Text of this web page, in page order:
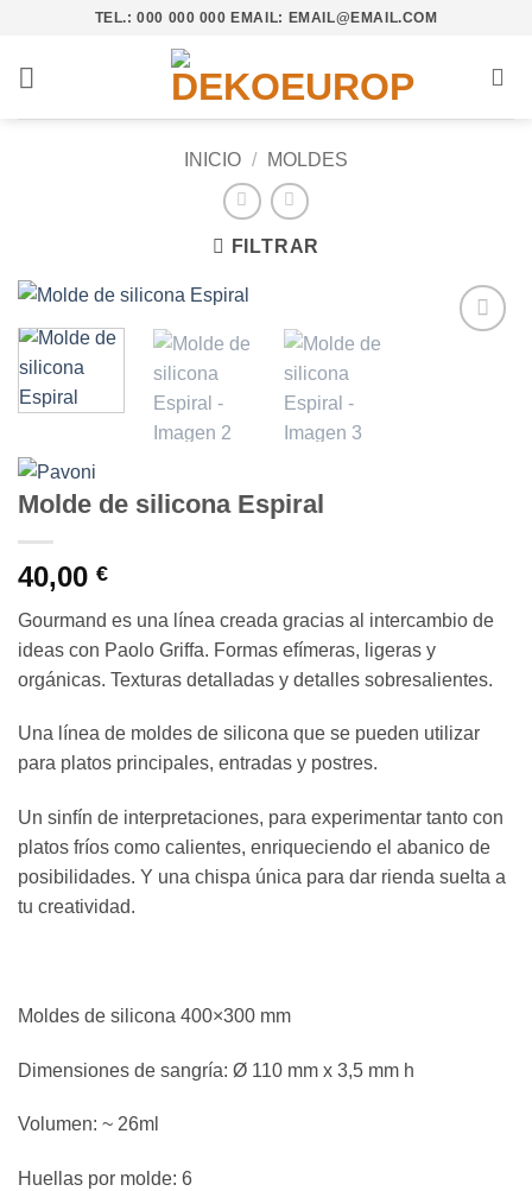
contenido
TEL.: 000 000 000 EMAIL: EMAIL@EMAIL.COM
INICIO / MOLDES
FILTRAR
Molde de silicona Espiral
40,00 €
Gourmand es una línea creada gracias al intercambio de
ideas con Paolo Griffa. Formas efímeras, ligeras y
orgánicas. Texturas detalladas y detalles sobresalientes.
Una línea de moldes de silicona que se pueden utilizar
para platos principales, entradas y postres.
Un sinfín de interpretaciones, para experimentar tanto con
platos fríos como calientes, enriqueciendo el abanico de
posibilidades. Y una chispa única para dar rienda suelta a
tu creatividad.
Moldes de silicona 400×300 mm
Dimensiones de sangría: Ø 110 mm x 3,5 mm h
Volumen: ~ 26ml
Huellas por molde: 6